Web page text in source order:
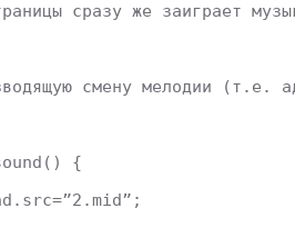
сразу же заиграет
смену мелодии (т.е.
{